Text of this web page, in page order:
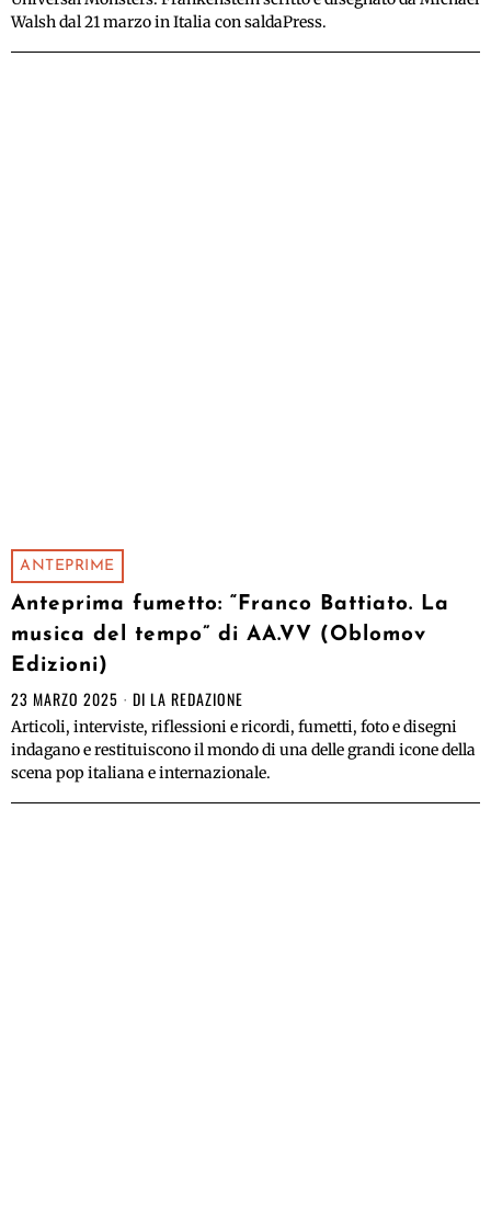
Walsh dal 21 marzo in Italia con saldaPress.
ANTEPRIME
Anteprima fumetto: “Franco Battiato. La
musica del tempo” di AA.VV (Oblomov
Edizioni)
23 MARZO 2025 DI LA REDAZIONE
Articoli, interviste, riflessioni e ricordi, fumetti, foto e disegni
indagano e restituiscono il mondo di una delle grandi icone della
scena pop italiana e internazionale.